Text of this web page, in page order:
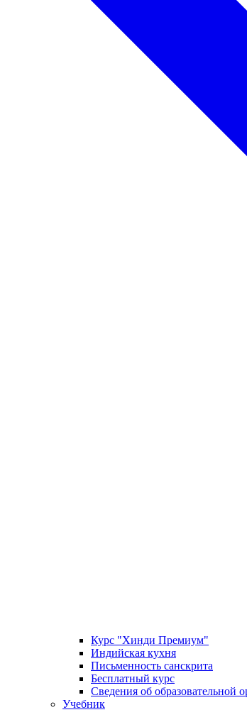
Курс "Хинди Премиум"
Индийская кухня
Письменность санскрита
Бесплатный курс
Сведения об образовательной
Учебник